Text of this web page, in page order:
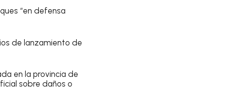
“en defensa
de lanzamiento de
en la provincia de
sobre daños o